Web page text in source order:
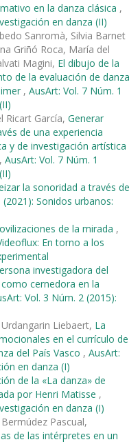
en la danza clásica ,
en danza (II)
Sanromà, Silvia Barnet
Griñó Roca, María del
Magini, El dibujo de la
de la evaluación de danza
, AusArt: Vol. 7 Núm. 1
Ricart García, Generar
de una experiencia
y de investigación artística
, AusArt: Vol. 7 Núm. 1
la sonoridad a través de
Sonidos urbanos:
de la mirada ,
En torno a los
investigadora del
cernedora en la
Vol. 3 Núm. 2 (2015):
Liebaert, La
en el currículo de
del País Vasco , AusArt:
en danza (I)
de la «La danza» de
por Henri Matisse ,
en danza (I)
Pascual,
de las intérpretes en un